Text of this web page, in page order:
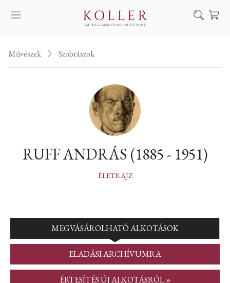
SZOLGÁLTATÁSAINK
ALKOTÁSOK
AUKCIÓ
KIÁLLÍTÁSAINK
HÍREINK
RÓLUNK
Keresés
Művészek Szobrászok
RUFF ANDRÁS (1885 - 1951)
ÉLETRAJZ
MEGVÁSÁROLHATÓ ALKOTÁSOK
ELADÁSI ARCHÍVUMRA
ÉRTESÍTÉS ÚJ ALKOTÁSRÓL »